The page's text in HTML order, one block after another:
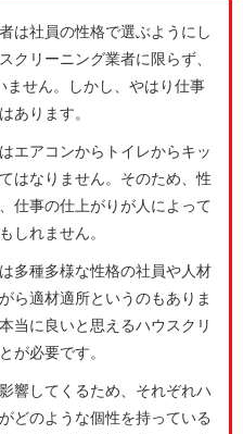
は社員の性格で選ぶようにし
クリーニング業者に限らず、
ません。しかし、やはり仕事
あります。
エアコンからトイレからキッ
はなりません。そのため、性
仕事の仕上がりが人によって
しれません。
多種多様な性格の社員や人材
ら適材適所というのもありま
当に良いと思えるハウスクリ
が必要です。
響してくるため、それぞれハ
どのような個性を持っている